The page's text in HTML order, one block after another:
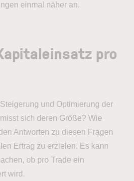
einmal näher an.
pro
und Optimierung der
sich deren Größe? Wie
Antworten zu diesen Fragen
Ertrag zu erzielen. Es kann
ob pro Trade ein
wird.